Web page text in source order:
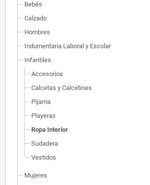
Bebés
Calzado
Hombres
Indumentaria Laboral y Escolar
Infantiles
Accesorios
Calcetas y Calcetines
Pijama
Playeras
Ropa Interior
Sudadera
Vestidos
Mujeres